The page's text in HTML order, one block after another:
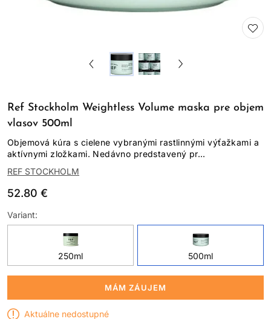
Ref Stockholm Weightless Volume maska pre objem
vlasov 500ml
Objemová kúra s cielene vybranými rastlinnými výťažkami a
aktívnymi zložkami. Nedávno predstavený pr...
REF STOCKHOLM
52.80 €
Variant:
250ml 500ml
MÁM ZÁUJEM
Aktuálne nedostupné